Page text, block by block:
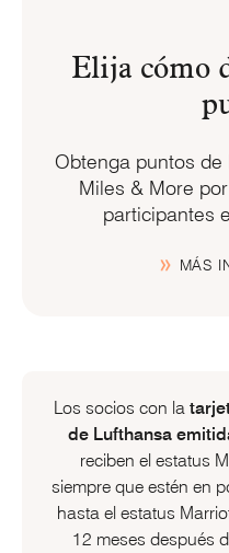
Elija cómo
Obtenga puntos de
Miles & More
participantes
MÁS
Los socios con la
de Lufthansa
reciben el estatus
siempre que estén en
hasta el estatus
12 meses después